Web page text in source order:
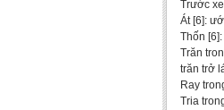
Trước
Át [6]:
Thốn
Trăn
trăn trở
Ray
Tria